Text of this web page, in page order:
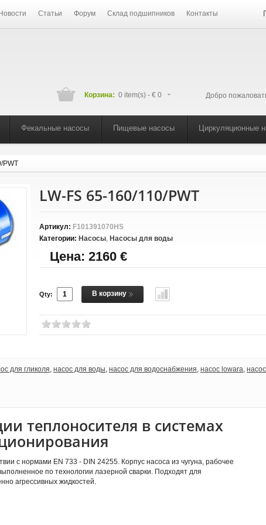
Новости Статьи Форум Склад подшипников Контакты
Добро
Корзина: 0 item(s) - € 0
Фекальные насосы Пищевые насосы Циркуляционные
PWT
LW-FS 65-160/110/PWT
Артикул: F101391070HS
Категории: Насосы, Насосы для воды
Цена: 2160 €
Qty: В корзину
для гликоля насос для воды насос для водоснабжения насос lowara насос
теплоносителя в системах
с нормами EN 733 - DIN 24255. Корпус насоса из чугуна, рабочее
по технологии лазерной сварки. Подходят для
агрессивных жидкостей.